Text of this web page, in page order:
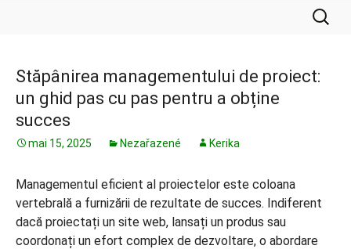
Caută
după:
Stăpânirea managementului de proiect:
un ghid pas cu pas pentru a obține
succes
mai 15, 2025 Nezařazené Kerika
Managementul eficient al proiectelor este coloana
vertebrală a furnizării de rezultate de succes. Indiferent
dacă proiectați un site web, lansați un produs sau
coordonați un efort complex de dezvoltare, o abordare